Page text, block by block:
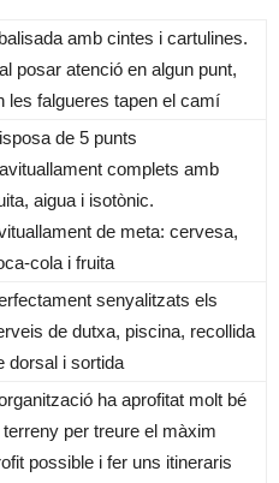
amb cintes i cartulines.
posar atenció en algun punt,
les falgueres tapen el camí
de 5 punts
complets amb
aigua i isotònic.
de meta: cervesa,
cola i fruita
senyalitzats els
de dutxa, piscina, recollida
dorsal i sortida
ha aprofitat molt bé
terreny per treure el màxim
possible i fer uns itineraris